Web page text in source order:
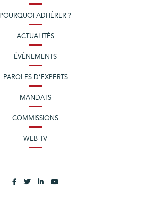
POURQUOI ADHÉRER ?
ACTUALITÉS
ÉVÈNEMENTS
PAROLES D’EXPERTS
MANDATS
COMMISSIONS
WEB TV